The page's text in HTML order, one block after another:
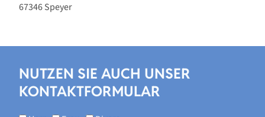
67346 Speyer
NUTZEN SIE AUCH UNSER
KONTAKTFORMULAR